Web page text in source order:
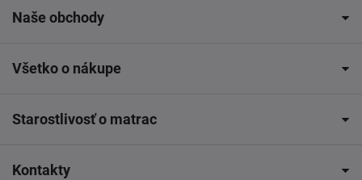
Naše obchody
Všetko o nákupe
Starostlivosť o matrac
Kontakty